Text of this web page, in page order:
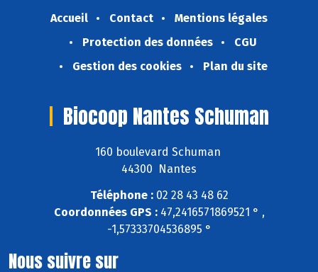
Accueil Contact
Mentions légales
Protection des données
CGU
Gestion des cookies
Plan du site
Biocoop Nantes Schuman
160 boulevard Schuman
44300 Nantes
Téléphone :02 28 43 48 62
Coordonnées GPS :47,2416571869521 ° ,
-1,57333704536895 °
Nous suivre sur